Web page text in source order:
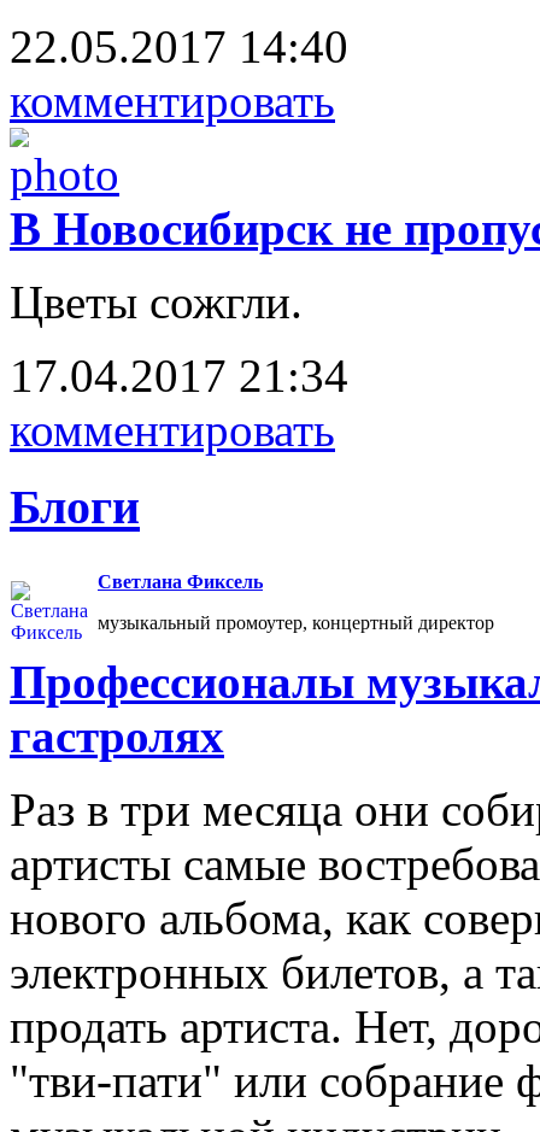
22.05.2017 14:40
комментировать
В Новосибирск не
Цветы сожгли.
17.04.2017 21:34
комментировать
Блоги
Светлана Фиксель
музыкальный промоутер, концертный директор
Профессионалы
гастролях
Раз в три месяца они
артисты самые
нового альбома, как
электронных билетов, а
продать артиста. Нет,
"тви-пати" или собрание